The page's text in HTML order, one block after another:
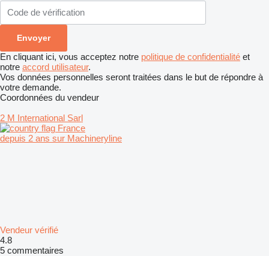
En cliquant ici, vous acceptez notre politique de confidentialité et
notre accord utilisateur.
Vos données personnelles seront traitées dans le but de répondre à
votre demande.
Coordonnées du vendeur
2 M International Sarl
France
depuis 2 ans sur Machineryline
Vendeur vérifié
4.8
5 commentaires